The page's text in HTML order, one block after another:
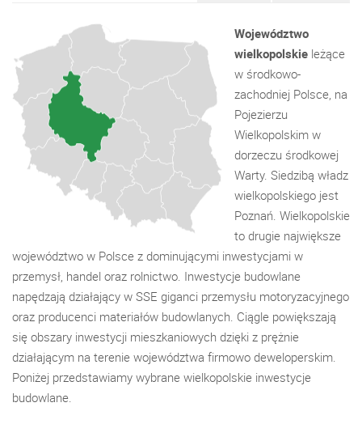
Województwo
wielkopolskie leżące
w środkowo-
zachodniej Polsce, na
Pojezierzu
Wielkopolskim w
dorzeczu środkowej
Warty. Siedzibą władz
wielkopolskiego jest
Poznań. Wielkopolskie
to drugie największe
województwo w Polsce z dominującymi inwestycjami w
przemysł, handel oraz rolnictwo. Inwestycje budowlane
napędzają działający w SSE giganci przemysłu motoryzacyjnego
oraz producenci materiałów budowlanych. Ciągle powiększają
się obszary inwestycji mieszkaniowych dzięki z prężnie
działającym na terenie województwa firmowo deweloperskim.
Poniżej przedstawiamy wybrane wielkopolskie inwestycje
budowlane.